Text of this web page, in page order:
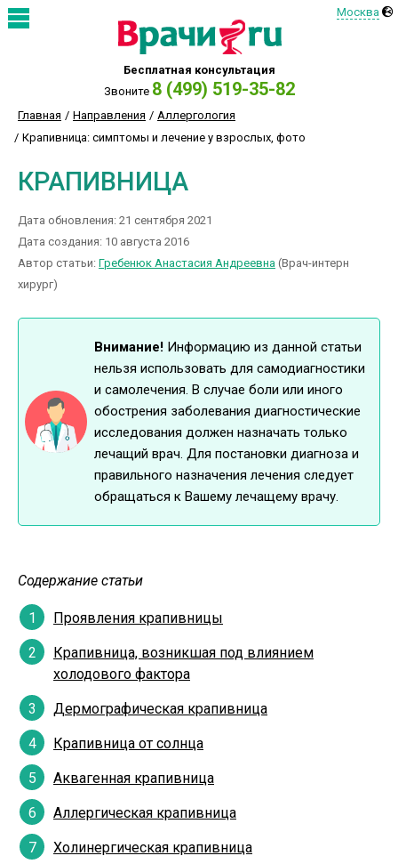
Бесплатная консультация
Звоните 8 (499) 519-35-82
Москва
Главная Направления
Аллергология
Крапивница: симптомы и лечение у взрослых, фото
КРАПИВНИЦА
Дата обновления: 21 сентября 2021
Дата создания: 10 августа 2016
Автор статьи: Гребенюк Анастасия Андреевна (Врач-интерн
хирург)
Внимание! Информацию из данной статьи
нельзя использовать для самодиагностики
и самолечения. В случае боли или иного
обострения заболевания диагностические
исследования должен назначать только
лечащий врач. Для постановки диагноза и
правильного назначения лечения следует
обращаться к Вашему лечащему врачу.
Содержание статьи
Проявления крапивницы
Крапивница, возникшая под влиянием
холодового фактора
Дермографическая крапивница
Крапивница от солнца
Аквагенная крапивница
Аллергическая крапивница
Холинергическая крапивница